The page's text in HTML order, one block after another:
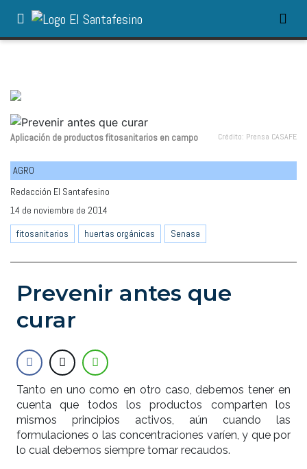
Aplicación de productos fitosanitarios en campo Crédito: Prensa CASAFE
AGRO
Redacción El Santafesino
14 de noviembre de 2014
fitosanitarios
huertas orgánicas Senasa
Prevenir antes que
curar
Tanto en uno como en otro caso, debemos tener en
cuenta que todos los productos comparten los
mismos principios activos, aún cuando las
formulaciones o las concentraciones varíen, y que por
lo cual debemos siempre tomar recaudos.